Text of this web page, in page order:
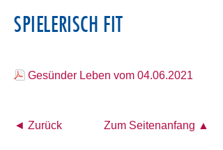
SPIELERISCH FIT
Gesünder Leben vom 04.06.2021
◄ Zurück Zum Seitenanfang ▲